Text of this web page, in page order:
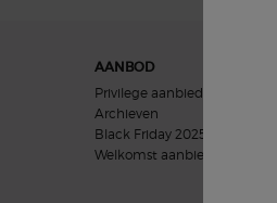
AANBOD
Privilege aanbieding
Archieven
Black Friday 2025
Welkomst aanbieding​